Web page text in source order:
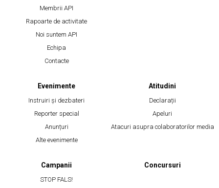
Membrii API
Rapoarte de activitate
Noi suntem API
Echipa
Contacte
Evenimente
Instruiri și dezbateri
Reporter special
Anunțuri
Alte evenimente
Atitudini
Declarații
Apeluri
Atacuri asupra colaboratorilor media
Campanii
STOP FALS!
Concursuri